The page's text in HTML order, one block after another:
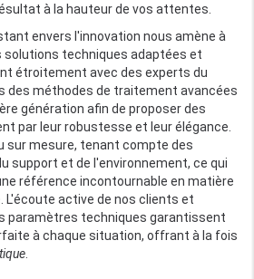
à la hauteur de vos attentes.
envers l'innovation nous amène à
solutions techniques adaptées et
étroitement avec des experts du
des méthodes de traitement avancées
génération afin de proposer des
par leur robustesse et leur élégance.
sur mesure, tenant compte des
support et de l'environnement, ce qui
référence incontournable en matière
active de nos clients et
paramètres techniques garantissent
à chaque situation, offrant à la fois